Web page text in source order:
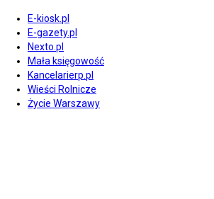
E-kiosk.pl
E-gazety.pl
Nexto.pl
Mała księgowość
Kancelarierp.pl
Wieści Rolnicze
Życie Warszawy